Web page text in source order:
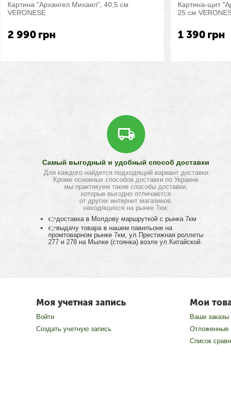
Картина "Архангел Михаил", 40,5 см
VERONESE
2 990 грн
Картина-щит
25 см
1 390 грн
Самый выгодный и удобный способ доставки
Для каждого найдется подходящий вариант доставки
Кроме основных способов доставки по Украине
мы практикуем такие способы доставки,
которые выгодно отличаются
от других интернет магазинов,
находящихся на рынке 7км:
👉доставка в Молдову маршруткой с рынка 7км
👉выдачу товара в нашем павильоне на
промтоварном рынке 7км, ул.Престижная роллеты
277 и 278 на Мылке (стоянка) возле ул.Китайской
Моя учетная запись
Войти
Создать учетную запись
Мои
Ваши заказы
Отложенные
Список